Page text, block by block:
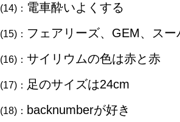
(14)： 電車酔いよくする
(15)： フェアリーズ、GEM、ス
(16)： サイリウムの色は赤と赤
(17)： 足のサイズは24cm
(18)： backnumberが好き